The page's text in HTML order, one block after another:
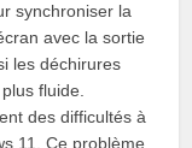
synchroniser la
avec la sortie
les déchirures
fluide.
des difficultés à
11. Ce problème